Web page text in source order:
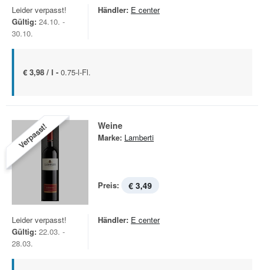
Leider verpasst!
Gültig: 24.10. -
30.10.
Händler: E center
€ 3,98 / l - 0.75-l-Fl.
Verpasst! Weine
Marke: Lamberti
Preis: € 3,49
Leider verpasst!
Gültig: 22.03. -
28.03.
Händler: E center